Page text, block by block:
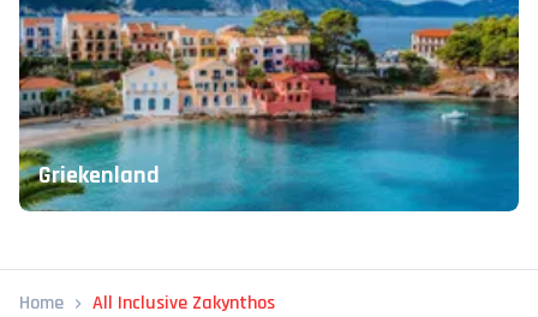
Griekenland
Home All Inclusive Zakynthos